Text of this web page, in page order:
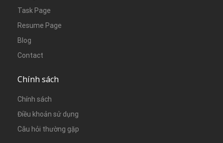
Task Page
Resume Page
Blog
Contact
Chính sách
Chính sách
Điều khoản sử dụng
Câu hỏi thường gặp